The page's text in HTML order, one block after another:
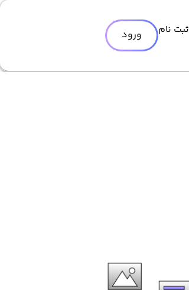
ثبت نام ورود